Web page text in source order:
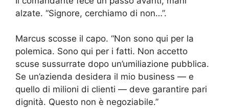
alzate. “Signore, cerchiamo di non…”.
Marcus scosse il capo. “Non sono qui per la
polemica. Sono qui per i fatti. Non accetto
scuse sussurrate dopo un’umiliazione pubblica.
Se un’azienda desidera il mio business — e
quello di milioni di clienti — deve garantire pari
dignità. Questo non è negoziabile.”